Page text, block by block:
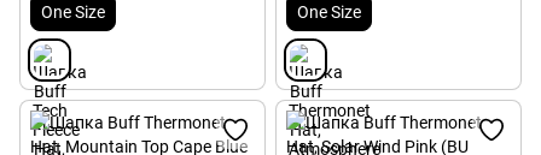
One Size One Size